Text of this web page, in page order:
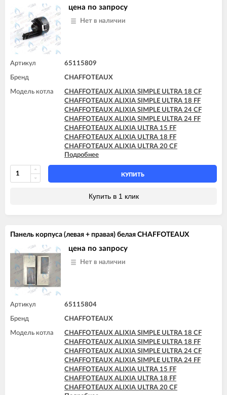
цена по запросу
Нет в наличии
Артикул 65115809
Бренд CHAFFOTEAUX
Модель котла
CHAFFOTEAUX ALIXIA SIMPLE ULTRA 18 CF
CHAFFOTEAUX ALIXIA SIMPLE ULTRA 18 FF
CHAFFOTEAUX ALIXIA SIMPLE ULTRA 24 CF
CHAFFOTEAUX ALIXIA SIMPLE ULTRA 24 FF
CHAFFOTEAUX ALIXIA ULTRA 15 FF
CHAFFOTEAUX ALIXIA ULTRA 18 FF
CHAFFOTEAUX ALIXIA ULTRA 20 CF
CHAFFOTEAUX ALIXIA ULTRA 20 FF
CHAFFOTEAUX ALIXIA ULTRA 24 CF
CHAFFOTEAUX ALIXIA ULTRA 24 FF
CHAFFOTEAUX INOA ULTRA 24 FF
CHAFFOTEAUX PIGMA ULTRA 30 CF
Подробнее
КУПИТЬ
Купить в 1 клик
Панель корпуса (левая + правая) белая CHAFFOTEAUX
цена по запросу
Нет в наличии
Артикул 65115804
Бренд CHAFFOTEAUX
Модель котла
CHAFFOTEAUX ALIXIA SIMPLE ULTRA 18 CF
CHAFFOTEAUX ALIXIA SIMPLE ULTRA 18 FF
CHAFFOTEAUX ALIXIA SIMPLE ULTRA 24 CF
CHAFFOTEAUX ALIXIA SIMPLE ULTRA 24 FF
CHAFFOTEAUX ALIXIA ULTRA 15 FF
CHAFFOTEAUX ALIXIA ULTRA 18 FF
CHAFFOTEAUX ALIXIA ULTRA 20 CF